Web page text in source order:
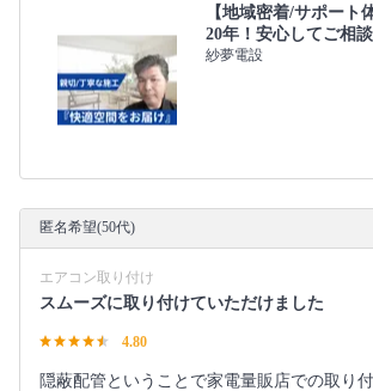
【地域密着/サポート
20年！安心してご相
紗夢電設
匿名希望(50代)
エアコン取り付け
スムーズに取り付けていただけました
4.80
隠蔽配管ということで家電量販店での取り